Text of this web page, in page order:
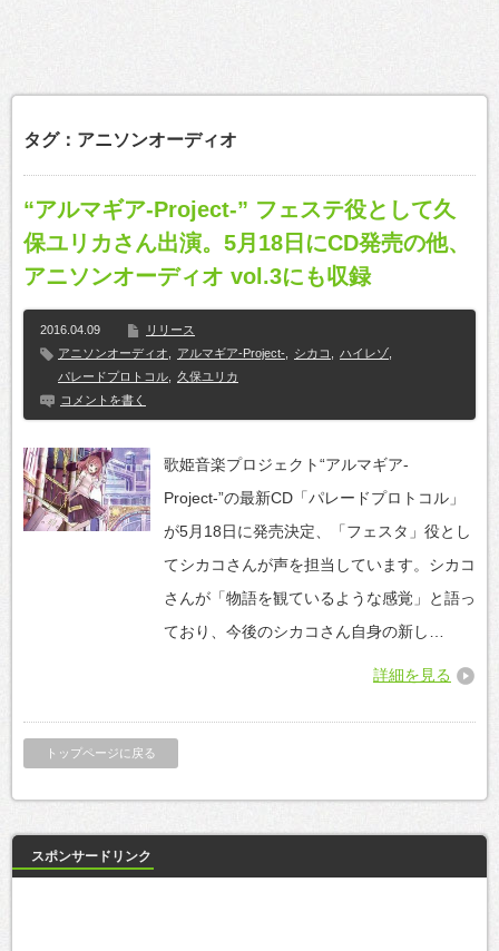
タグ：アニソンオーディオ
“アルマギア-Project-” フェステ役として久
保ユリカさん出演。5月18日にCD発売の他、
アニソンオーディオ vol.3にも収録
2016.04.09
リリース
アニソンオーディオ
アルマギア-Project- シカコ ハイレゾ
パレードプロトコル
久保ユリカ
コメントを書く
歌姫音楽プロジェクト“アルマギア-
Project-”の最新CD「パレードプロトコル」
が5月18日に発売決定、「フェスタ」役とし
てシカコさんが声を担当しています。シカコ
さんが「物語を観ているような感覚」と語っ
ており、今後のシカコさん自身の新し…
詳細を見る
トップページに戻る
スポンサードリンク